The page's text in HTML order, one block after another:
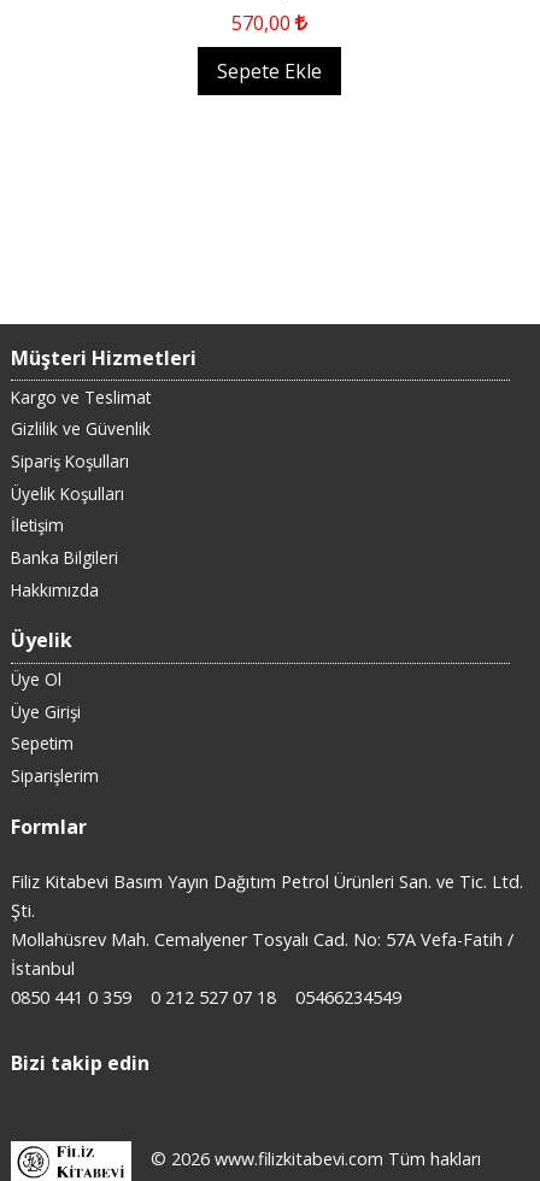
570,00
Sepete Ekle
Müşteri Hizmetleri
Kargo ve Teslimat
Gizlilik ve Güvenlik
Sipariş Koşulları
Üyelik Koşulları
İletişim
Banka Bilgileri
Hakkımızda
Üyelik
Üye Ol
Üye Girişi
Sepetim
Siparişlerim
Formlar
Filiz Kitabevi Basım Yayın Dağıtım Petrol Ürünleri San. ve Tic. Ltd.
Şti.
Mollahüsrev Mah. Cemalyener Tosyalı Cad. No: 57A Vefa-Fatih /
İstanbul
0850 441 0 359
0 212 527 07 18 05466234549
Bizi takip edin
© 2026 www.filizkitabevi.com Tüm hakları